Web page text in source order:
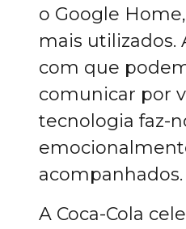
o Google
mais utilizados.
com que
comunicar por
tecnologia faz-
acompanhados.
A Coca-Cola